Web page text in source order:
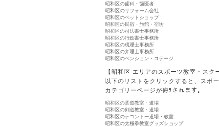
昭和区の歯科・歯医者
昭和区のリフォーム会社
昭和区のペットショップ
昭和区の民宿・旅館・宿坊
昭和区の司法書士事務所
昭和区の行政書士事務所
昭和区の税理士事務所
昭和区の弁理士事務所
昭和区のペンション・コテージ
【昭和区 エリアのスポーツ教室・スク
以下のリストをクリックすると、スポ
カテゴリーページが侮ｦされます。
昭和区の柔道教室・道場
昭和区の剣道教室・道場
昭和区のテコンドー道場・教室
昭和区の太極拳教室グッズショップ